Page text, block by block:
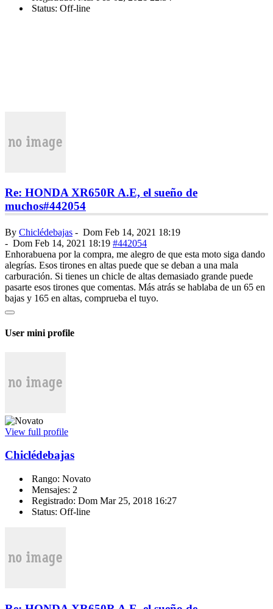
Status: Off-line
Re: HONDA XR650R A.E, el sueño de
muchos#442054
By Chiclédebajas - Dom Feb 14, 2021 18:19
- Dom Feb 14, 2021 18:19 #442054
Enhorabuena por la compra, me alegro de que esta moto siga dando
alegrías. Esos tirones en altas puede que se deban a una mala
carburación. Si tienes un chicle de altas demasiado grande puede
pasarte esos tirones que comentas. Más atrás se hablaba de un 65 en
bajas y 165 en altas, comprueba el tuyo.
User mini profile
View full profile
Chiclédebajas
Rango: Novato
Mensajes: 2
Registrado: Dom Mar 25, 2018 16:27
Status: Off-line